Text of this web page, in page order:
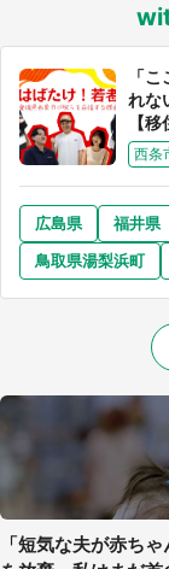
「
れな
【
西条
広島県 福井県
鳥取県湯梨浜町
「短気な夫が赤ち